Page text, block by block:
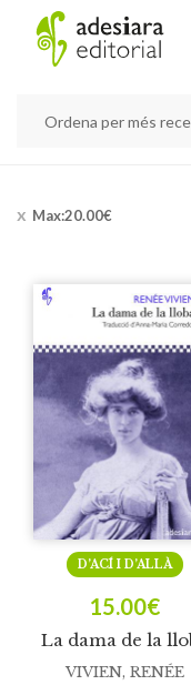
Max:20.00€
La dama de la
D’ACÍ I D’ALLÀ
15.00€
VIVIEN, RENÉE